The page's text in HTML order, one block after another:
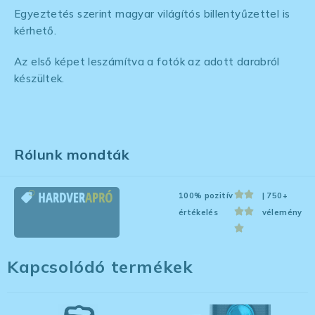
Egyeztetés szerint magyar világítós billentyűzettel is
kérhető.
Az első képet leszámítva a fotók az adott darabról
készültek.
Rólunk mondták
100% pozitív
értékelés
| 750+
vélemény
Kapcsolódó termékek